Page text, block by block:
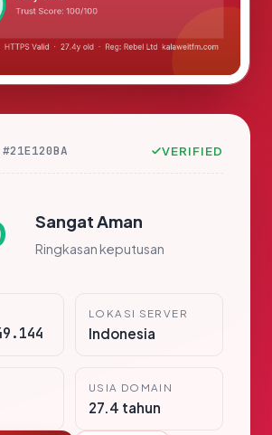
VERIFIED
Sangat Aman
Ringkasan keputusan
LOKASI SERVER
Indonesia
USIA DOMAIN
27.4 tahun